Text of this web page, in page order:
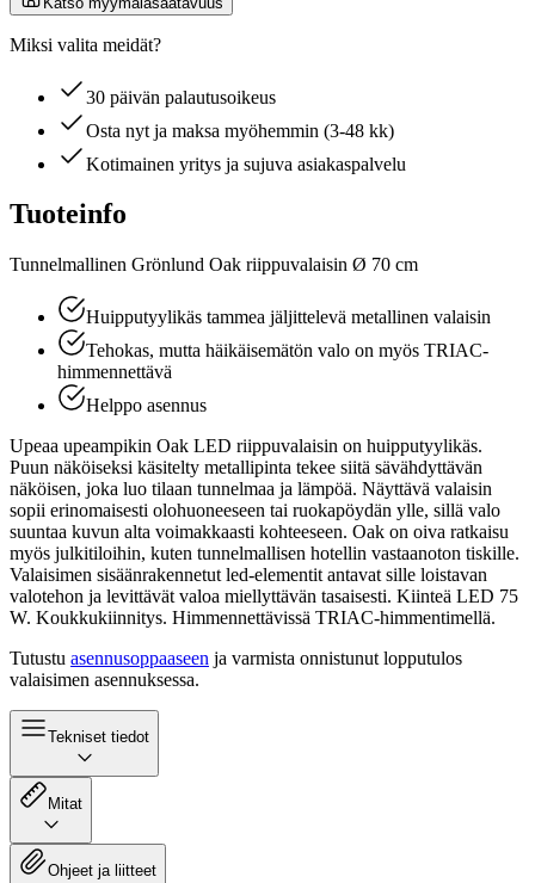
Miksi valita meidät?
30 päivän palautusoikeus
Osta nyt ja maksa myöhemmin (3-48 kk)
Kotimainen yritys ja sujuva asiakaspalvelu
Tuoteinfo
Tunnelmallinen Grönlund Oak riippuvalaisin Ø 70 cm
Huipputyylikäs tammea jäljittelevä metallinen valaisin
Tehokas, mutta häikäisemätön valo on myös TRIAC-
himmennettävä
Helppo asennus
Upeaa upeampikin Oak LED riippuvalaisin on huipputyylikäs.
Puun näköiseksi käsitelty metallipinta tekee siitä sävähdyttävän
näköisen, joka luo tilaan tunnelmaa ja lämpöä. Näyttävä valaisin
sopii erinomaisesti olohuoneeseen tai ruokapöydän ylle, sillä valo
suuntaa kuvun alta voimakkaasti kohteeseen. Oak on oiva ratkaisu
myös julkitiloihin, kuten tunnelmallisen hotellin vastaanoton tiskille.
Valaisimen sisäänrakennetut led-elementit antavat sille loistavan
valotehon ja levittävät valoa miellyttävän tasaisesti. Kiinteä LED 75
W. Koukkukiinnitys. Himmennettävissä TRIAC-himmentimellä.
Tutustu asennusoppaaseen ja varmista onnistunut lopputulos
valaisimen asennuksessa.
Tekniset tiedot
Mitat
Ohjeet ja liitteet